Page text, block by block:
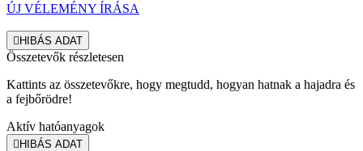
ÚJ VÉLEMÉNY ÍRÁSA
HIBÁS ADAT
Összetevők részletesen
Kattints az összetevőkre, hogy megtudd, hogyan hatnak a hajadra és
a fejbőrödre!
Aktív hatóanyagok
HIBÁS ADAT